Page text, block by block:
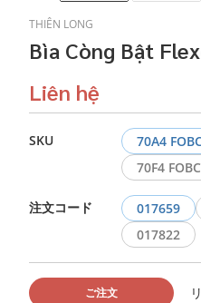
THIÊN LONG
Bìa Còng Bật
Liên hệ
SKU 70A4
70F4
注文コード 017659
017822
ご注文